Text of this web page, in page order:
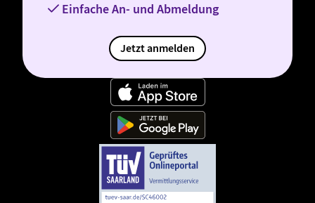
Einfache An- und Abmeldung
Jetzt anmelden